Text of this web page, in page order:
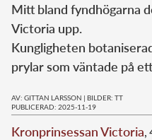
Mitt bland fyndhögarna
Victoria upp.
Kungligheten
prylar som väntade på
AV: GITTAN LARSSON | BILDER: TT
PUBLICERAD: 2025-11-19
Kronprinsessan Victoria,